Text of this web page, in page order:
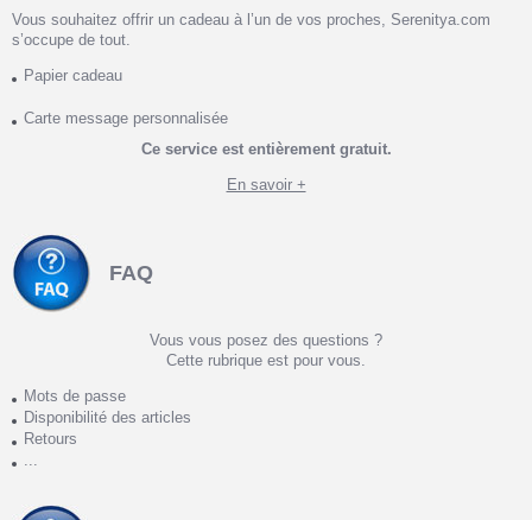
Vous souhaitez offrir un cadeau à l’un de vos proches, Serenitya.com
s’occupe de tout.
Papier cadeau
Carte message personnalisée
Ce service est entièrement gratuit.
En savoir +
FAQ
Vous vous posez des questions ?
Cette rubrique est pour vous.
Mots de passe
Disponibilité des articles
Retours